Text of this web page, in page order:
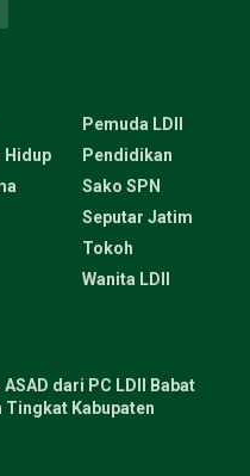
Hidup
Pemuda LDII
Pendidikan
Sako SPN
Seputar Jatim
Tokoh
Wanita LDII
dari PC LDII Babat
Tingkat Kabupaten